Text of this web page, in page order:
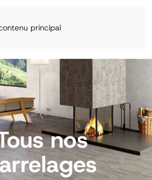
principal
nos